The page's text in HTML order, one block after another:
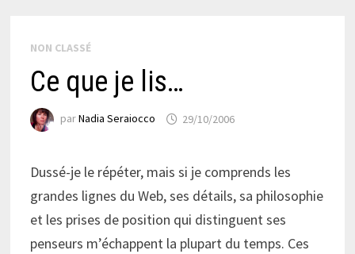
NON CLASSÉ
Ce que je lis…
parNadia Seraiocco 29/10/2006
Dussé-je le répéter, mais si je comprends les
grandes lignes du Web, ses détails, sa philosophie
et les prises de position qui distinguent ses
penseurs m’échappent la plupart du temps. Ces